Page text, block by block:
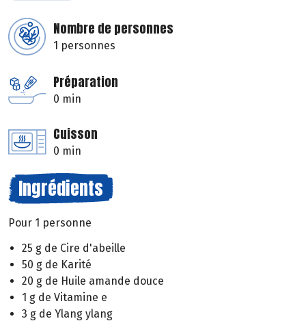
Nombre de personnes
1 personnes
Préparation
0 min
Cuisson
0 min
Ingrédients
Pour 1 personne
25 g de Cire d'abeille
50 g de Karité
20 g de Huile amande douce
1 g de Vitamine e
3 g de Ylang ylang